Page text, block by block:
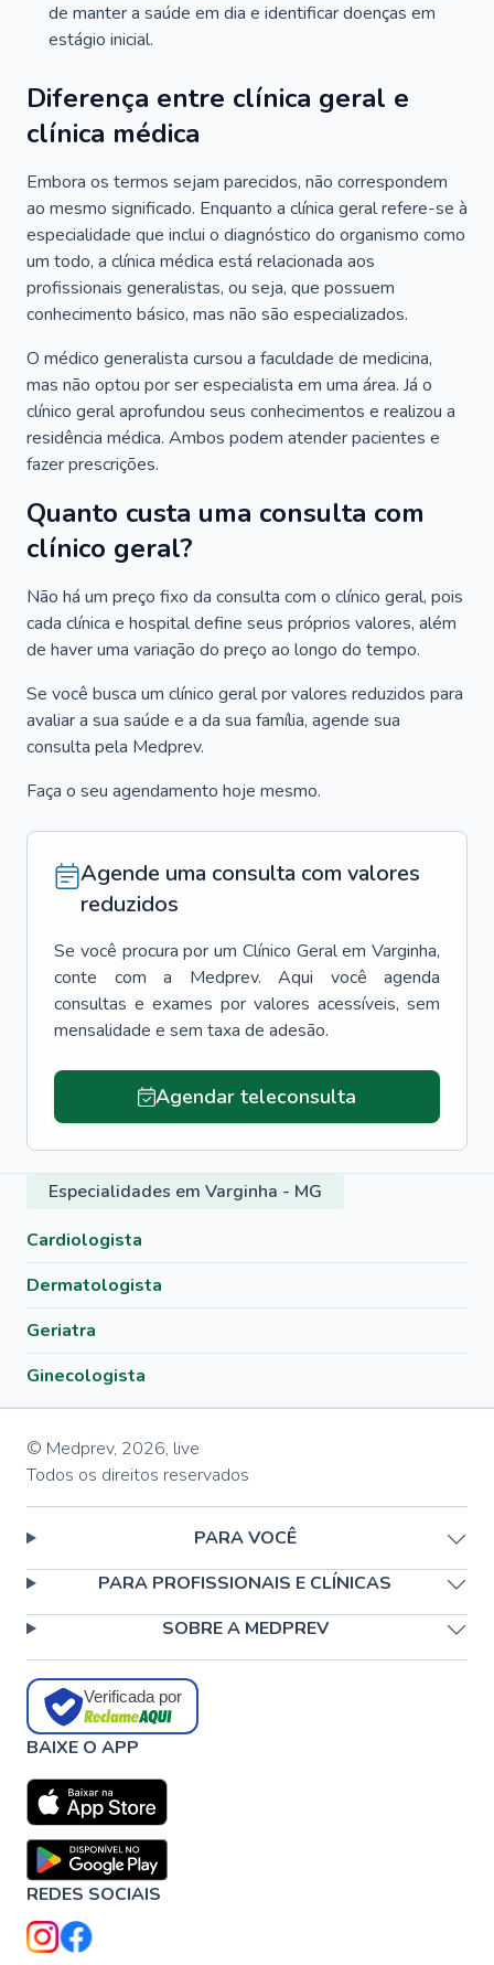
de manter a saúde em dia e identificar doenças em
estágio inicial.
Diferença entre clínica geral e
clínica médica
Embora os termos sejam parecidos, não correspondem
ao mesmo significado. Enquanto a clínica geral refere-se à
especialidade que inclui o diagnóstico do organismo como
um todo, a clínica médica está relacionada aos
profissionais generalistas, ou seja, que possuem
conhecimento básico, mas não são especializados.
O médico generalista cursou a faculdade de medicina,
mas não optou por ser especialista em uma área. Já o
clínico geral aprofundou seus conhecimentos e realizou a
residência médica. Ambos podem atender pacientes e
fazer prescrições.
Quanto custa uma consulta com
clínico geral?
Não há um preço fixo da consulta com o clínico geral, pois
cada clínica e hospital define seus próprios valores, além
de haver uma variação do preço ao longo do tempo.
Se você busca um clínico geral por valores reduzidos para
avaliar a sua saúde e a da sua família, agende sua
consulta pela Medprev.
Faça o seu agendamento hoje mesmo.
Agende uma consulta com valores
reduzidos
Se você procura por um Clínico Geral em Varginha,
conte com a Medprev. Aqui você agenda
consultas e exames por valores acessíveis, sem
mensalidade e sem taxa de adesão.
Agendar teleconsulta
Especialidades em Varginha - MG
Cardiologista
Dermatologista
Geriatra
Ginecologista
© Medprev, 2026, live
Todos os direitos reservados
PARA VOCÊ
PARA PROFISSIONAIS E CLÍNICAS
SOBRE A MEDPREV
Verificada por
BAIXE O APP
REDES SOCIAIS